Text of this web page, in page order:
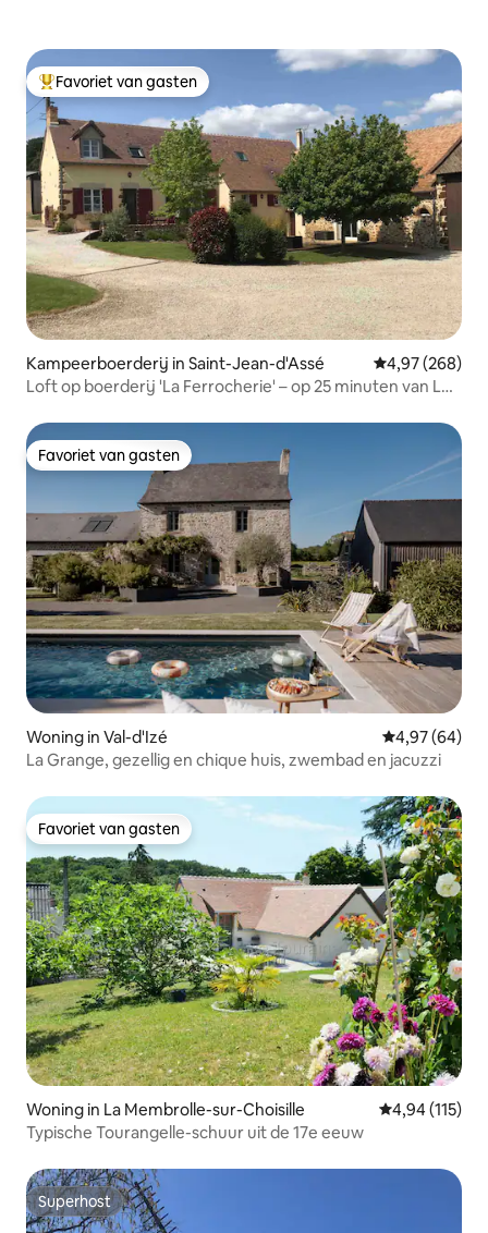
Topfavoriet van gasten
Favoriet van gasten
Kampeerboerderij in Saint-Jean-d'Assé Gemiddelde
4,97 (268)
Loft op boerderij 'La Ferrocherie' – op 25 minuten van Le
Favoriet van gasten
Favoriet van gasten
Woning in Val-d'Izé Gemiddelde
4,97 (64)
La Grange, gezellig en chique huis, zwembad en jacuzzi
Favoriet van gasten
Favoriet van gasten
Woning in La Membrolle-sur-Choisille Gemiddelde
4,94 (115)
Typische Tourangelle-schuur uit de 17e eeuw
Superhost
Superhost